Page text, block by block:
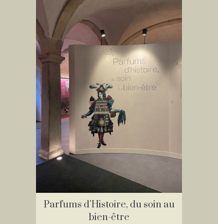
Parfums d’Histoire, du soin au
bien-être